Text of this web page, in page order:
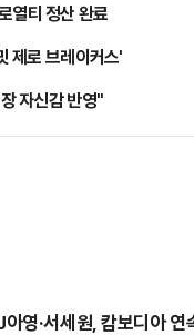
열티 정산 완료
제로 브레이커스'
자신감 반영"
영·서세원, 캄보디아 연